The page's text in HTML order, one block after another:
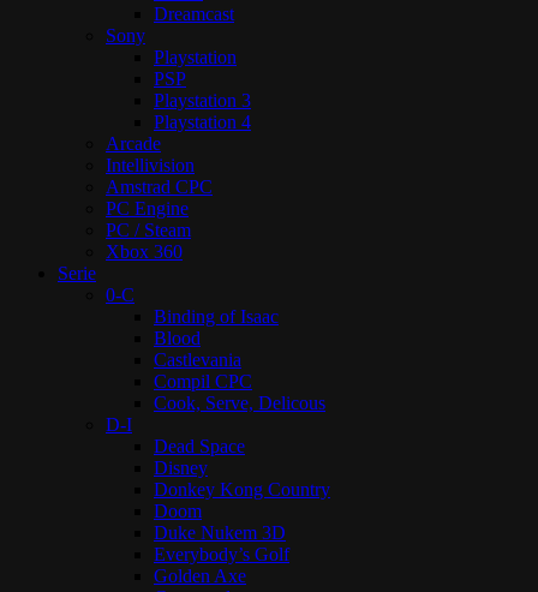
Dreamcast
Sony
Playstation
PSP
Playstation 3
Playstation 4
Arcade
Intellivision
Amstrad CPC
PC Engine
PC / Steam
Xbox 360
Serie
0-C
Binding of Isaac
Blood
Castlevania
Compil CPC
Cook, Serve, Delicous
D-I
Dead Space
Disney
Donkey Kong Country
Doom
Duke Nukem 3D
Everybody’s Golf
Golden Axe